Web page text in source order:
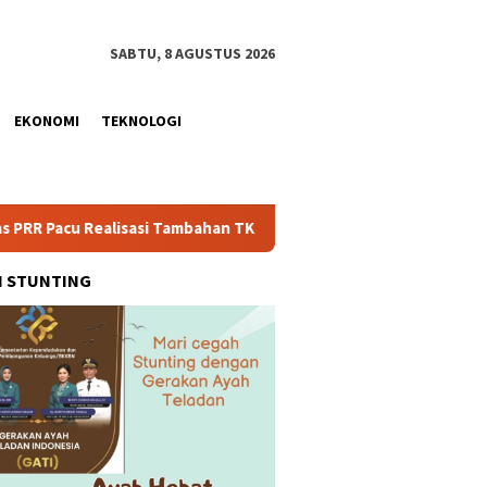
SABTU, 8 AGUSTUS 2026
EKONOMI TEKNOLOGI
Tambahan TKD Aceh Rp1,65 Triliun, Pastikan Transparan
STUNTING